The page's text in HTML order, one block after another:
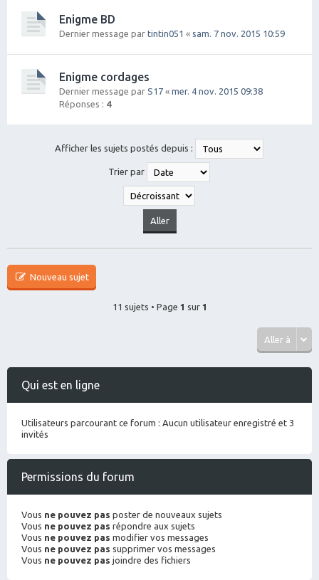
Enigme BD
Dernier message par tintin051 « sam. 7 nov. 2015 10:59
Enigme cordages
Dernier message par S17 « mer. 4 nov. 2015 09:38
Réponses : 4
Afficher les sujets postés depuis :
Trier par
Nouveau sujet
11 sujets • Page 1 sur 1
Aller à
Qui est en ligne
Utilisateurs parcourant ce forum : Aucun utilisateur enregistré et 3
invités
Permissions du forum
Vous ne pouvez pas poster de nouveaux sujets
Vous ne pouvez pas répondre aux sujets
Vous ne pouvez pas modifier vos messages
Vous ne pouvez pas supprimer vos messages
Vous ne pouvez pas joindre des fichiers